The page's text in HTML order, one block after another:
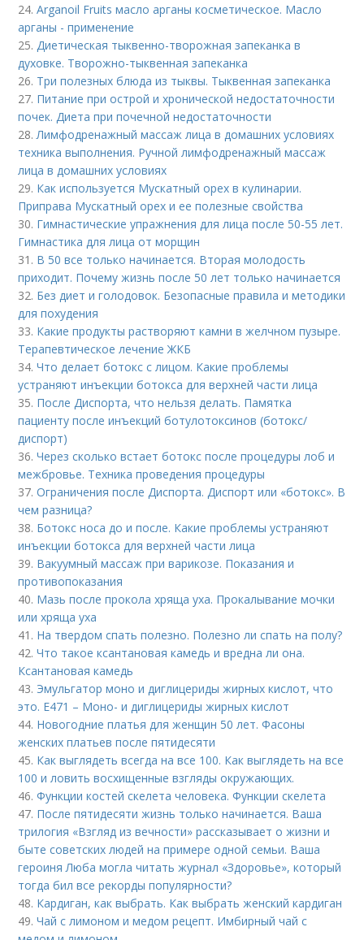
24.Arganoil Fruits масло арганы косметическое. Масло
арганы - применение
25. Диетическая тыквенно-творожная запеканка в
духовке. Творожно-тыквенная запеканка
26. Три полезных блюда из тыквы. Тыквенная запеканка
27. Питание при острой и хронической недостаточности
почек. Диета при почечной недостаточности
28. Лимфодренажный массаж лица в домашних условиях
техника выполнения. Ручной лимфодренажный массаж
лица в домашних условиях
29. Как используется Мускатный орех в кулинарии.
Приправа Мускатный орех и ее полезные свойства
30. Гимнастические упражнения для лица после 50-55 лет.
Гимнастика для лица от морщин
31. В 50 все только начинается. Вторая молодость
приходит. Почему жизнь после 50 лет только начинается
32. Без диет и голодовок. Безопасные правила и методики
для похудения
33. Какие продукты растворяют камни в желчном пузыре.
Терапевтическое лечение ЖКБ
34.Что делает ботокс с лицом. Какие проблемы
устраняют инъекции ботокса для верхней части лица
35. После Диспорта, что нельзя делать. Памятка
пациенту после инъекций ботулотоксинов (ботокс/
диспорт)
36.Через сколько встает ботокс после процедуры лоб и
межбровье. Техника проведения процедуры
37.Ограничения после Диспорта. Диспорт или «ботокс». В
чем разница?
38. Ботокс носа до и после. Какие проблемы устраняют
инъекции ботокса для верхней части лица
39. Вакуумный массаж при варикозе. Показания и
противопоказания
40. Мазь после прокола хряща уха. Прокалывание мочки
или хряща уха
41. На твердом спать полезно. Полезно ли спать на полу?
42.Что такое ксантановая камедь и вредна ли она.
Ксантановая камедь
43. Эмульгатор моно и диглицериды жирных кислот, что
это. Е471 – Моно- и диглицериды жирных кислот
44. Новогодние платья для женщин 50 лет. Фасоны
женских платьев после пятидесяти
45. Как выглядеть всегда на все 100. Как выглядеть на все
100 и ловить восхищенные взгляды окружающих.
46.Функции костей скелета человека. Функции скелета
47. После пятидесяти жизнь только начинается. Ваша
трилогия «Взгляд из вечности» рассказывает о жизни и
быте советских людей на примере одной семьи. Ваша
героиня Люба могла читать журнал «Здоровье», который
тогда бил все рекорды популярности?
48. Кардиган, как выбрать. Как выбрать женский кардиган
49.Чай с лимоном и медом рецепт. Имбирный чай с